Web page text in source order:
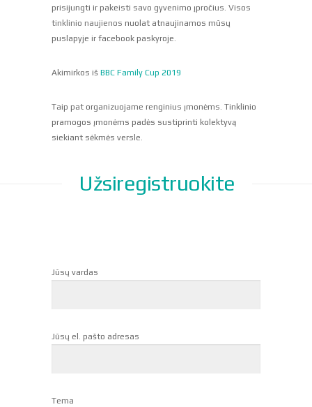
prisijungti ir pakeisti savo gyvenimo įpročius. Visos
tinklinio naujienos nuolat atnaujinamos mūsų
puslapyje ir facebook paskyroje.
Akimirkos iš BBC Family Cup 2019
Taip pat organizuojame renginius įmonėms. Tinklinio
pramogos įmonėms padės sustiprinti kolektyvą
siekiant sėkmės versle.
Užsiregistruokite
Jūsų vardas
Jūsų el. pašto adresas
Tema